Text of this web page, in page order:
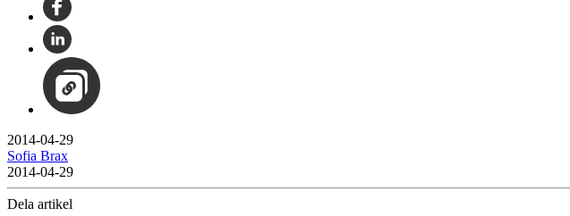
2014-04-29
Sofia Brax
2014-04-29
Dela artikel